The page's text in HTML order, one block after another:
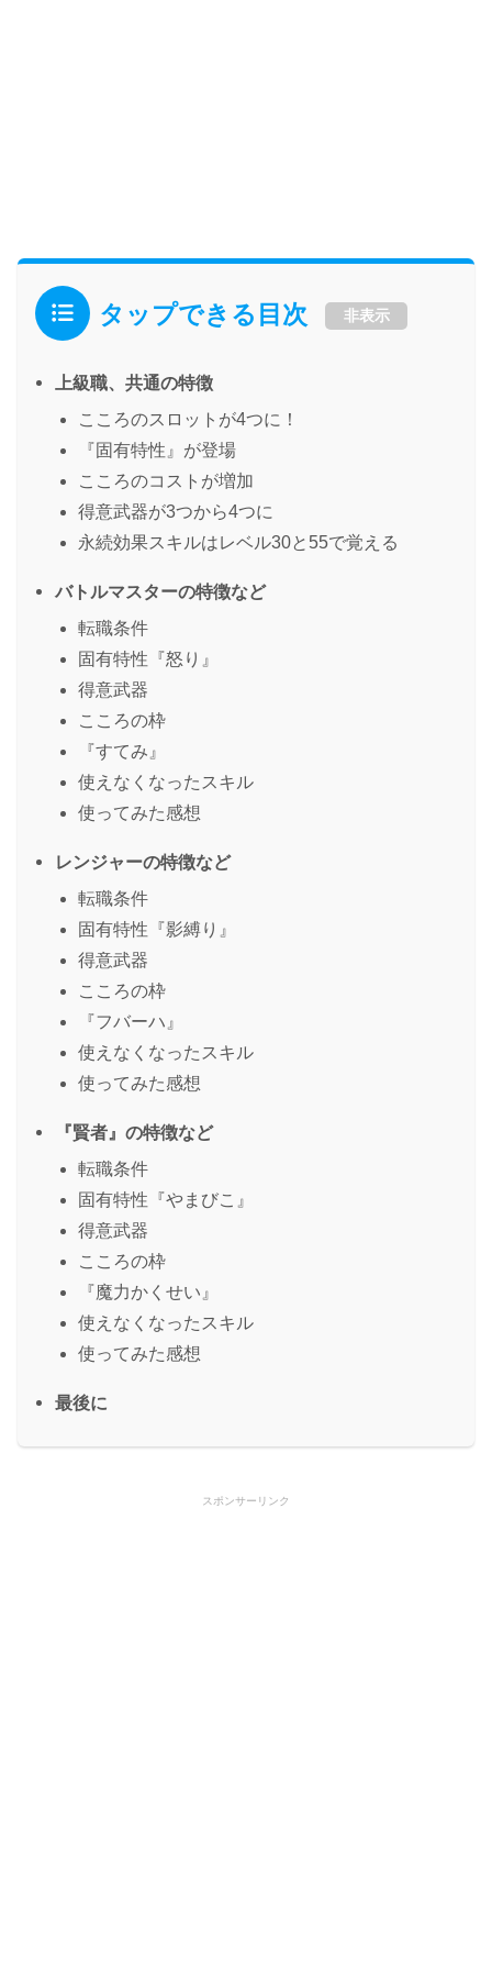
タップできる目次 非表示
上級職、共通の特徴
こころのスロットが4つに！
『固有特性』が登場
こころのコストが増加
得意武器が3つから4つに
永続効果スキルはレベル30と55で覚える
バトルマスターの特徴など
転職条件
固有特性『怒り』
得意武器
こころの枠
『すてみ』
使えなくなったスキル
使ってみた感想
レンジャーの特徴など
転職条件
固有特性『影縛り』
得意武器
こころの枠
『フバーハ』
使えなくなったスキル
使ってみた感想
『賢者』の特徴など
転職条件
固有特性『やまびこ』
得意武器
こころの枠
『魔力かくせい』
使えなくなったスキル
使ってみた感想
最後に
スポンサーリンク